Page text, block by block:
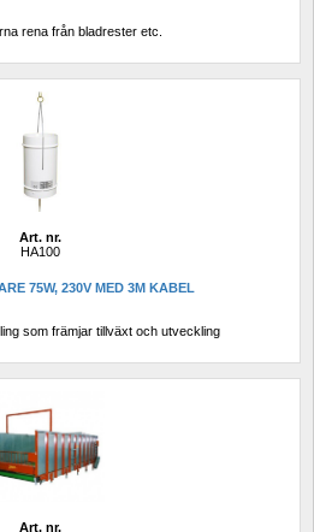
rena från bladrester etc.
Art. nr.
HA100
75W, 230V MED 3M KABEL
som främjar tillväxt och utveckling
Art. nr.